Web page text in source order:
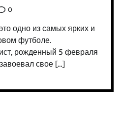
0
одно из самых ярких и
футболе.
рожденный 5 февраля
свое […]